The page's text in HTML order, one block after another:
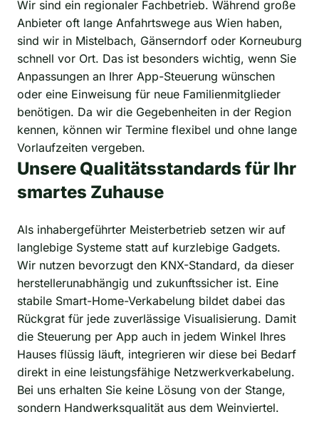
Wir sind ein regionaler Fachbetrieb. Während große
Anbieter oft lange Anfahrtswege aus Wien haben,
sind wir in Mistelbach, Gänserndorf oder Korneuburg
schnell vor Ort. Das ist besonders wichtig, wenn Sie
Anpassungen an Ihrer App-Steuerung wünschen
oder eine Einweisung für neue Familienmitglieder
benötigen. Da wir die Gegebenheiten in der Region
kennen, können wir Termine flexibel und ohne lange
Vorlaufzeiten vergeben.
Unsere Qualitätsstandards für Ihr
smartes Zuhause
Als inhabergeführter Meisterbetrieb setzen wir auf
langlebige Systeme statt auf kurzlebige Gadgets.
Wir nutzen bevorzugt den KNX-Standard, da dieser
herstellerunabhängig und zukunftssicher ist. Eine
stabile Smart-Home-Verkabelung bildet dabei das
Rückgrat für jede zuverlässige Visualisierung. Damit
die Steuerung per App auch in jedem Winkel Ihres
Hauses flüssig läuft, integrieren wir diese bei Bedarf
direkt in eine leistungsfähige Netzwerkverkabelung.
Bei uns erhalten Sie keine Lösung von der Stange,
sondern Handwerksqualität aus dem Weinviertel.